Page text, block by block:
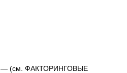
— (см. ФАКТОРИНГОВЫЕ